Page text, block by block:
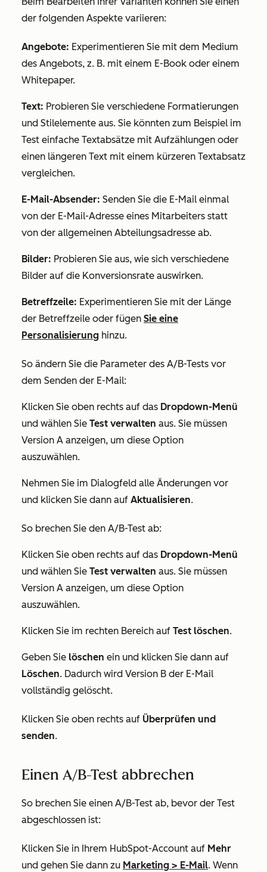
der folgenden Aspekte variieren:
Angebote: Experimentieren Sie mit dem Medium
des Angebots, z. B. mit einem E-Book oder einem
Whitepaper.
Text: Probieren Sie verschiedene Formatierungen
und Stilelemente aus. Sie könnten zum Beispiel im
Test einfache Textabsätze mit Aufzählungen oder
einen längeren Text mit einem kürzeren Textabsatz
vergleichen.
E-Mail-Absender: Senden Sie die E-Mail einmal
von der E-Mail-Adresse eines Mitarbeiters statt
von der allgemeinen Abteilungsadresse ab.
Bilder: Probieren Sie aus, wie sich verschiedene
Bilder auf die Konversionsrate auswirken.
Betreffzeile: Experimentieren Sie mit der Länge
der Betreffzeile oder fügen Sie eine
Personalisierung hinzu.
So ändern Sie die Parameter des A/B-Tests vor
dem Senden der E-Mail:
Klicken Sie oben rechts auf das Dropdown-Menü
und wählen Sie Test verwalten aus. Sie müssen
Version A anzeigen, um diese Option
auszuwählen.
Nehmen Sie im Dialogfeld alle Änderungen vor
und klicken Sie dann auf Aktualisieren.
So brechen Sie den A/B-Test ab:
Klicken Sie oben rechts auf das Dropdown-Menü
und wählen Sie Test verwalten aus. Sie müssen
Version A anzeigen, um diese Option
auszuwählen.
Klicken Sie im rechten Bereich auf Test löschen.
Geben Sie löschen ein und klicken Sie dann auf
Löschen. Dadurch wird Version B der E-Mail
vollständig gelöscht.
Klicken Sie oben rechts auf Überprüfen und
senden.
Einen A/B-Test abbrechen
So brechen Sie einen A/B-Test ab, bevor der Test
abgeschlossen ist:
Klicken Sie in Ihrem HubSpot-Account auf Mehr
und gehen Sie dann zu Marketing > E-Mail. Wenn